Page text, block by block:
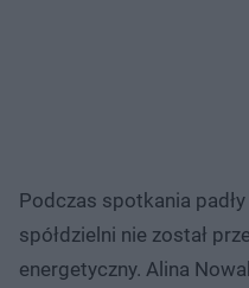
Podczas spotkania
spółdzielni nie został
energetyczny. Alina